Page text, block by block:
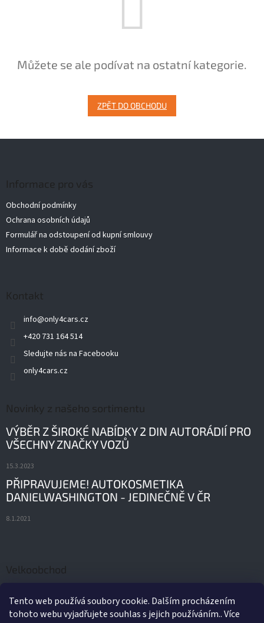
Tento web používá soubory cookie. Dalším procházením
tohoto webu vyjadřujete souhlas s jejich používáním.. Více
Můžete se ale podívat na ostatní kategorie.
ZPĚT DO OBCHODU
Informace pro vás
Obchodní podmínky
Ochrana osobních údajů
Formulář na odstoupení od kupní smlouvy
Informace k době dodání zboží
Kontakt
info@only4cars.cz
+420 731 164 514
Sledujte nás na Facebooku
only4cars.cz
Novinky z našeho sortimentu
VÝBĚR Z ŠIROKÉ NABÍDKY 2 DIN AUTORÁDIÍ PRO
VŠECHNY ZNAČKY VOZŮ
15.3.2023
PŘIPRAVUJEME! AUTOKOSMETIKA
DANIELWASHINGTON - JEDINEČNĚ V ČR
8.1.2021
Velkoobchod
21.2.2022